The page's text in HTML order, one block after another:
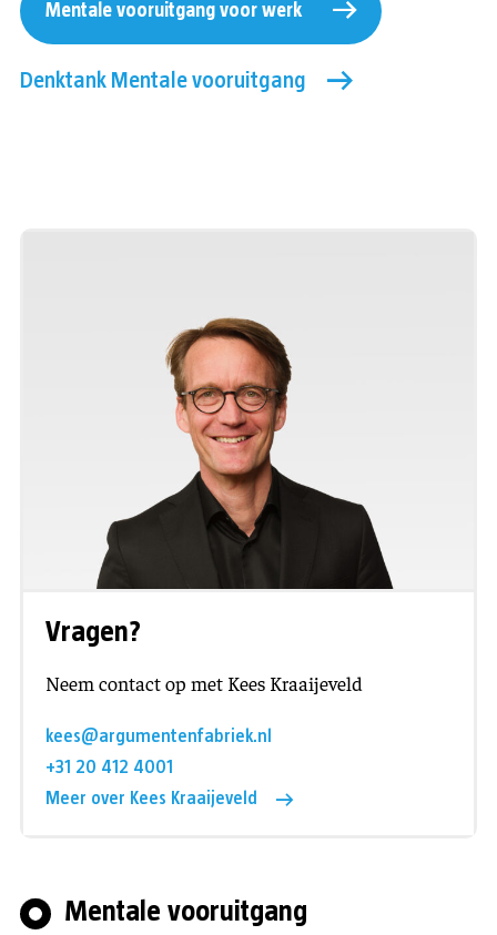
Mentale vooruitgang voor werk
Denktank Mentale vooruitgang
Vragen?
Neem contact op met Kees Kraaijeveld
kees@argumentenfabriek.nl
+31 20 412 4001
Meer over Kees Kraaijeveld
Mentale vooruitgang